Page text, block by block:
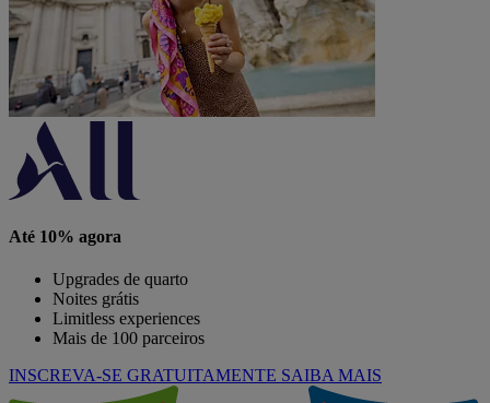
Até 10% agora
Upgrades de quarto
Noites grátis
Limitless experiences
Mais de 100 parceiros
INSCREVA-SE GRATUITAMENTE SAIBA MAIS